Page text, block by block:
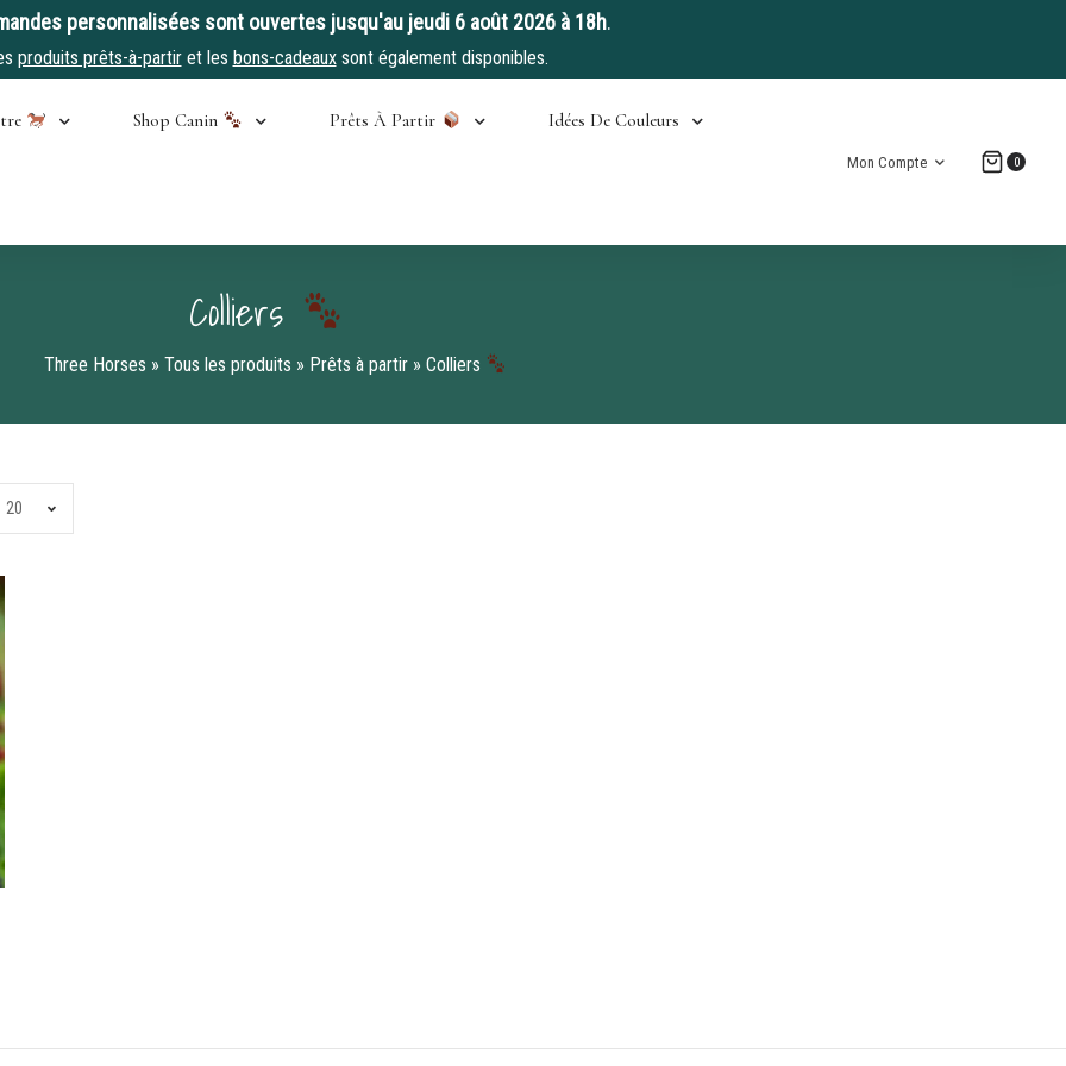
personnalisées sont ouvertes jusqu'au jeudi 6 août 2026 à 18h.
produits prêts-à-partiret les bons-cadeauxsont également disponibles.
Shop Canin Prêts À Partir Idées De Couleurs
Mon Compte 0
Colliers
Three Horses » Tous les produits » Prêts à partir» Colliers